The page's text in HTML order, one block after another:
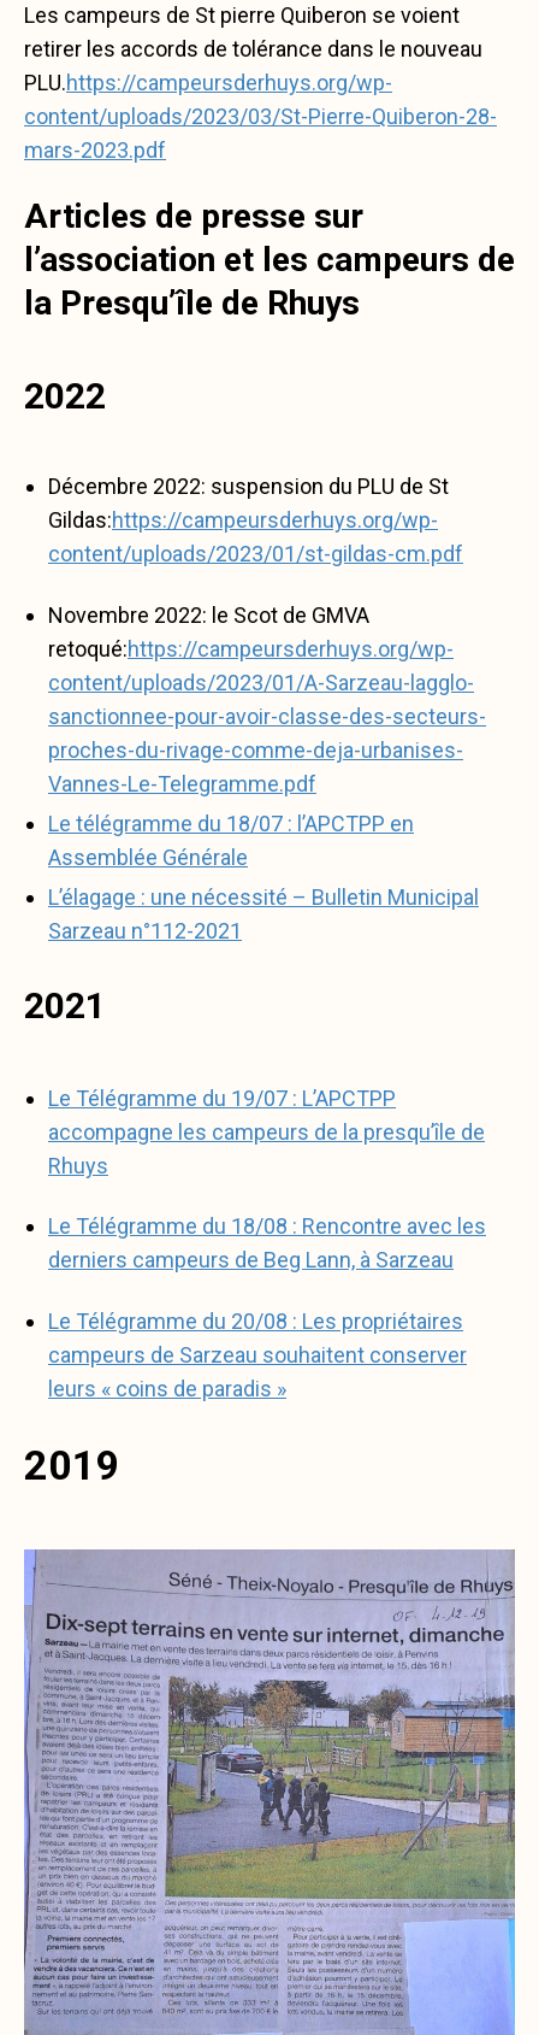
Les campeurs de St pierre Quiberon se voient
retirer les accords de tolérance dans le nouveau
PLU.https://campeursderhuys.org/wp-
content/uploads/2023/03/St-Pierre-Quiberon-28-
mars-2023.pdf
Articles de presse sur
l’association et les campeurs de
la Presqu’île de Rhuys
2022
Décembre 2022: suspension du PLU de St
Gildas:https://campeursderhuys.org/wp-
content/uploads/2023/01/st-gildas-cm.pdf
Novembre 2022: le Scot de GMVA
retoqué:https://campeursderhuys.org/wp-
content/uploads/2023/01/A-Sarzeau-lagglo-
sanctionnee-pour-avoir-classe-des-secteurs-
proches-du-rivage-comme-deja-urbanises-
Vannes-Le-Telegramme.pdf
Le télégramme du 18/07 : l’APCTPP en
Assemblée Générale
L’élagage : une nécessité – Bulletin Municipal
Sarzeau n°112-2021
2021
Le Télégramme du 19/07 : L’APCTPP
accompagne les campeurs de la presqu’île de
Rhuys
Le Télégramme du 18/08 : Rencontre avec les
derniers campeurs de Beg Lann, à Sarzeau
Le Télégramme du 20/08 : Les propriétaires
campeurs de Sarzeau souhaitent conserver
leurs « coins de paradis »
2019